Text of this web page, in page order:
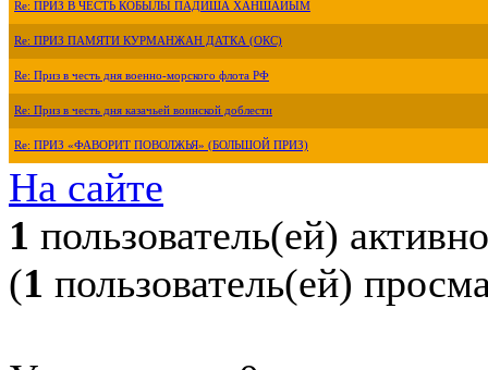
Re: ПРИЗ В ЧЕСТЬ КОБЫЛЫ ПАДИША ХАНШАЙЫМ
Re: ПРИЗ ПАМЯТИ КУРМАНЖАН ДАТКА (ОКС)
Re: Приз в честь дня военно-морского флота РФ
Re: Приз в честь дня казачьей воинской доблести
Re: ПРИЗ «ФАВОРИТ ПОВОЛЖЬЯ» (БОЛЬШОЙ ПРИЗ)
На сайте
1 пользователь(ей) активно
(1 пользователь(ей)